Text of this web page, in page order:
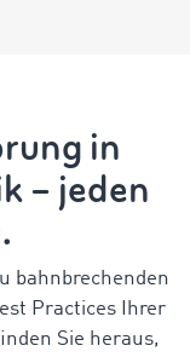
in
– jeden
bahnbrechenden
Practices Ihrer
Sie heraus,